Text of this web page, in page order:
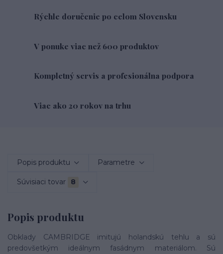
Rýchle doručenie po celom Slovensku
V ponuke viac než 600 produktov
Kompletný servis a profesionálna podpora
Viac ako 20 rokov na trhu
Popis produktu Parametre
Súvisiaci tovar 8
Popis produktu
Obklady CAMBRIDGE imitujú holandskú tehlu a sú
predovšetkým ideálnym fasádnym materiálom. Sú